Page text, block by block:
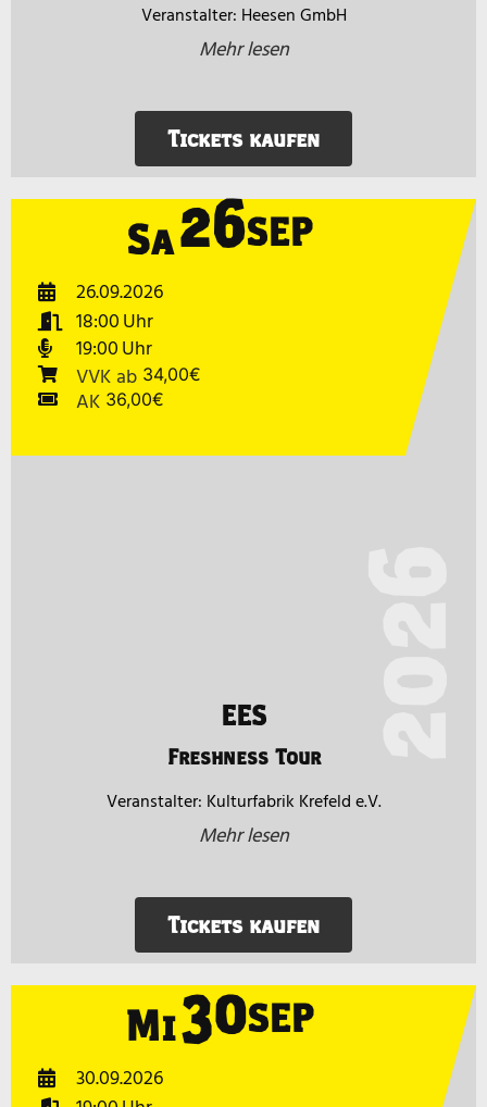
Heesen GmbH
Mehr lesen
Tickets kaufen
Sa26SEP
26.09.2026
18:00
19:00
VVK ab 34,00€
AK 36,00€
EES
Freshness Tour
Kulturfabrik Krefeld e.V.
Mehr lesen
Tickets kaufen
Mi30SEP
30.09.2026